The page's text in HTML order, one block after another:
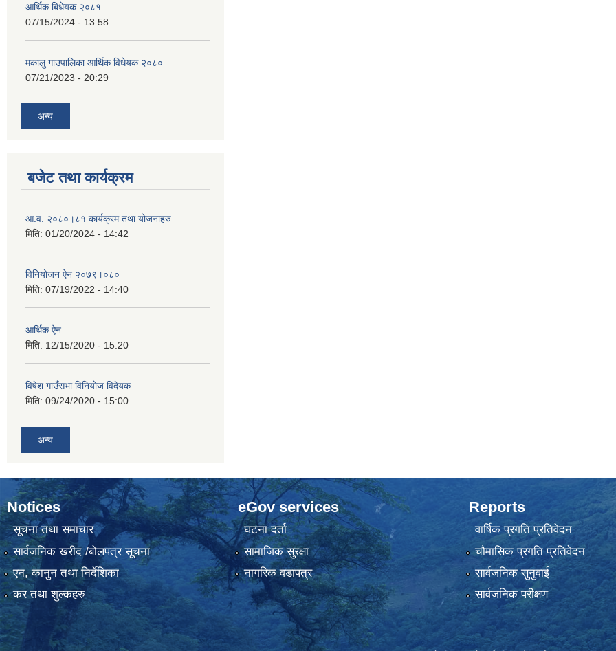
आर्थिक बिधेयक २०८१
07/15/2024 - 13:58
मकालु गाउपालिका आर्थिक विधेयक २०८०
07/21/2023 - 20:29
अन्य
बजेट तथा कार्यक्रम
आ.व. २०८०।८१ कार्यक्रम तथा योजनाहरु
मिति: 01/20/2024 - 14:42
विनियोजन ऐन २०७९।०८०
मिति: 07/19/2022 - 14:40
आर्थिक ऐन
मिति: 12/15/2020 - 15:20
विषेश गाउँसभा विनियाेज विदेयक
मिति: 09/24/2020 - 15:00
अन्य
Notices
सूचना तथा समाचार
सार्वजनिक खरीद /बोलपत्र सूचना
एन, कानुन तथा निर्देशिका
कर तथा शुल्कहरु
eGov services
घटना दर्ता
सामाजिक सुरक्षा
नागरिक वडापत्र
Reports
वार्षिक प्रगति प्रतिवेदन
चौमासिक प्रगति प्रतिवेदन
सार्वजनिक सुनुवाई
सार्वजनिक परीक्षण